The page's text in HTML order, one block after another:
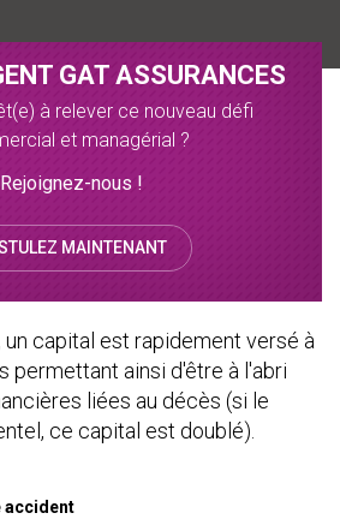
GAT ASSURANCES
à relever ce nouveau défi
et managérial ?
Rejoignez-nous !
MAINTENANT
un capital est rapidement versé à
permettant ainsi d'être à l'abri
liées au décès (si le
ce capital est doublé).
accident